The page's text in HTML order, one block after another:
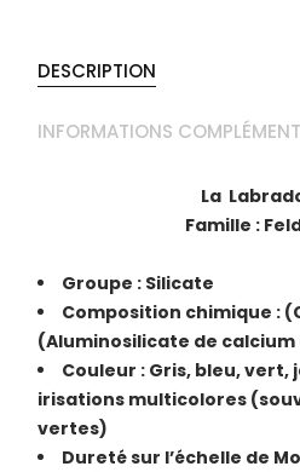
DESCRIPTION
INFORMATIONS
La
Famille :
Groupe : Silicate
Composition chimique :
(Aluminosilicate de
Couleur : Gris, bleu, vert,
irisations multicolores
vertes)
Dureté sur l’échelle de